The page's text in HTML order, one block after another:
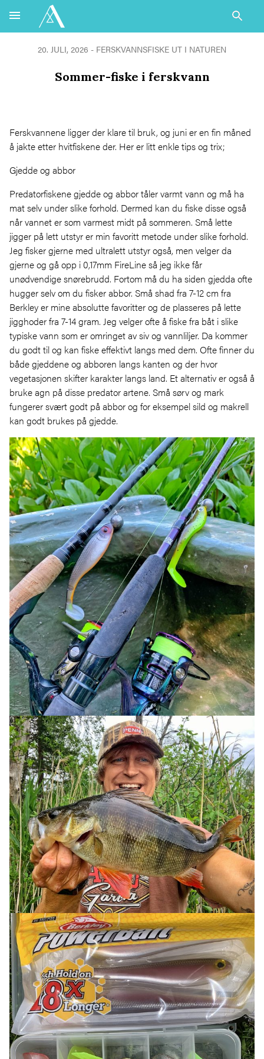
20. JULI, 2026 - FERSKVANNSFISKE UT I NATUREN
Sommer-fiske i ferskvann
Ferskvannene ligger der klare til bruk, og juni er en fin måned
å jakte etter hvitfiskene der. Her er litt enkle tips og trix;
Gjedde og abbor
Predatorfiskene gjedde og abbor tåler varmt vann og må ha
mat selv under slike forhold. Dermed kan du fiske disse også
når vannet er som varmest midt på sommeren. Små lette
jigger på lett utstyr er min favoritt metode under slike forhold.
Jeg fisker gjerne med ultralett utstyr også, men velger da
gjerne og gå opp i 0,17mm FireLine så jeg ikke får
unødvendige snørebrudd. Fortom må du ha siden gjedda ofte
hugger selv om du fisker abbor. Små shad fra 7-12 cm fra
Berkley er mine absolutte favoritter og de plasseres på lette
jigghoder fra 7-14 gram. Jeg velger ofte å fiske fra båt i slike
typiske vann som er omringet av siv og vannliljer. Da kommer
du godt til og kan fiske effektivt langs med dem. Ofte finner du
både gjeddene og abboren langs kanten og der hvor
vegetasjonen skifter karakter langs land. Et alternativ er også å
bruke agn på disse predator artene. Små sørv og mark
fungerer svært godt på abbor og for eksempel sild og makrell
kan godt brukes på gjedde.